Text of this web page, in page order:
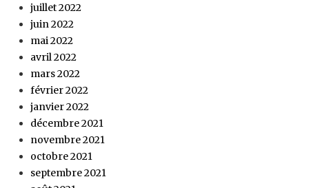
juillet 2022
juin 2022
mai 2022
avril 2022
mars 2022
février 2022
janvier 2022
décembre 2021
novembre 2021
octobre 2021
septembre 2021